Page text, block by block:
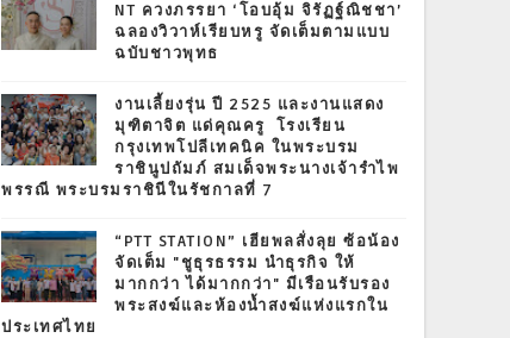
NT ควงภรรยา ‘โอบอุ้ม จิรัฏฐ์ณิชชา’
ฉลองวิวาห์เรียบหรู จัดเต็มตามแบบ
ฉบับชาวพุทธ
งานเลี้ยงรุ่น ปี 2525 และงานแสดง
มุฑิตาจิต แด่คุณครู โรงเรียน
กรุงเทพโปลีเทคนิค ในพระบรม
ราชินูปถัมภ์ สมเด็จพระนางเจ้ารำไพ
พรรณี พระบรมราชินีในรัชกาลที่ 7
“PTT STATION” เฮียพลสั่งลุย ซ้อน้อง
จัดเต็ม "ชูธุรธรรม นำธุรกิจ ให้
มากกว่า ได้มากกว่า" มีเรือนรับรอง
พระสงฆ์และห้องน้ำสงฆ์แห่งแรกใน
ประเทศไทย